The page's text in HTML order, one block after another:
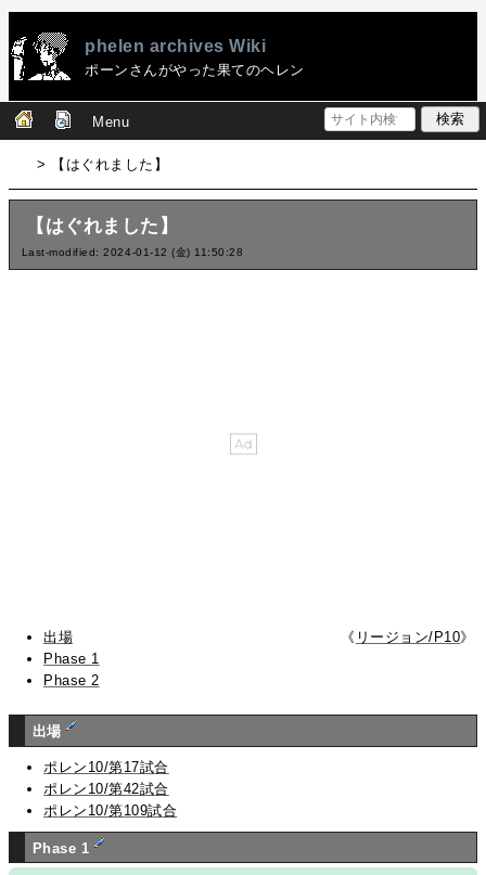
phelen archives Wiki
ポーンさんがやった果てのヘレン
Menu
> 【はぐれました】
【はぐれました】
Last-modified: 2024-01-12 (金) 11:50:28
出場
Phase 1
Phase 2
《 リージョン/P10》
出場
ポレン10/第17試合
ポレン10/第42試合
ポレン10/第109試合
Phase 1